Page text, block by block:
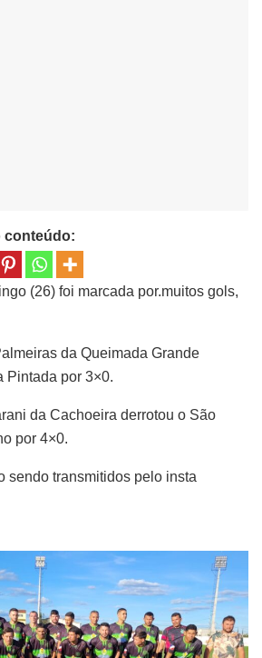
conteúdo:
(26) foi marcada por.muitos gols,
da Queimada Grande
Pintada por 3×0.
da Cachoeira derrotou o São
por 4×0.
sendo transmitidos pelo insta